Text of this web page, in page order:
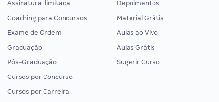
Assinatura Ilimitada
Coaching para Concursos
Exame de Ordem
Graduação
Pós-Graduação
Cursos por Concurso
Cursos por Carreira
Depoimentos
Material Grátis
Aulas ao Vivo
Aulas Grátis
Sugerir Curso